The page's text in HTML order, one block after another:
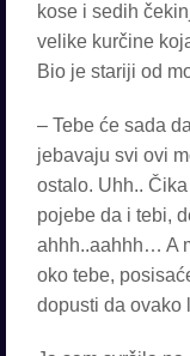
kose i sedih
velike kurčine
Bio je stariji od
– Tebe će sada
jebavaju svi ovi
ostalo. Uhh..
pojebe da i tebi,
ahhh..aahhh… A
oko tebe,
dopusti da